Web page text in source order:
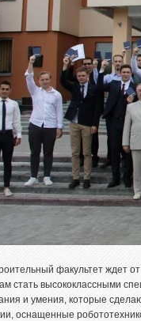
факультет ждет
стать высококлассными
и умения, которые
оснащенные